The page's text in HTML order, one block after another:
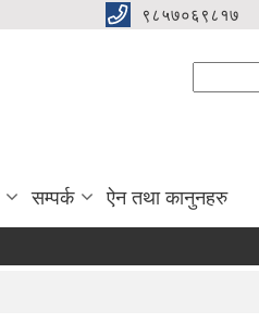
९८५७०६९८१७
सम्पर्क ऐन तथा कानुनहरु